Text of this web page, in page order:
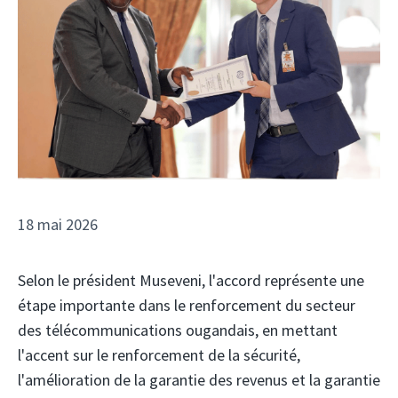
18 mai 2026
Selon le président Museveni, l'accord représente une
étape importante dans le renforcement du secteur
des télécommunications ougandais, en mettant
l'accent sur le renforcement de la sécurité,
l'amélioration de la garantie des revenus et la garantie